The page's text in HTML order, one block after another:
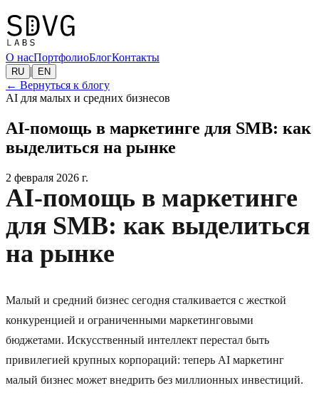
О насПортфолиоБлогКонтакты
RU | EN
← Вернуться к блогу
AI для малых и средних бизнесов
AI-помощь в маркетинге для SMB: как
выделиться на рынке
2 февраля 2026 г.
AI-помощь в маркетинге
для SMB: как выделиться
на рынке
Малый и средний бизнес сегодня сталкивается с жесткой
конкуренцией и ограниченными маркетинговыми
бюджетами. Искусственный интеллект перестал быть
привилегией крупных корпораций: теперь AI маркетинг
малый бизнес может внедрить без миллионных инвестиций.